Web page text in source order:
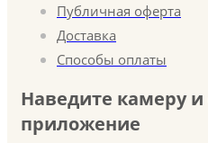
Публичная оферта
Доставка
Способы оплаты
Наведите камеру
приложение